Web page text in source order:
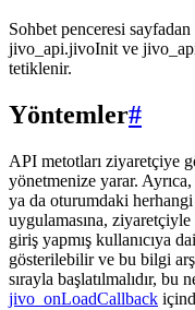
Sohbet penceresi sayfadan
jivo_api.jivoInit ve
tetiklenir.
Yöntemler#
API metotları ziyaretçiye
yönetmenize yarar.
ya da oturumdaki
uygulamasına,
giriş yapmış kullanıcıya
gösterilebilir ve bu bilgi
sırayla başlatılmalıdır,
jivo_onLoadCallback